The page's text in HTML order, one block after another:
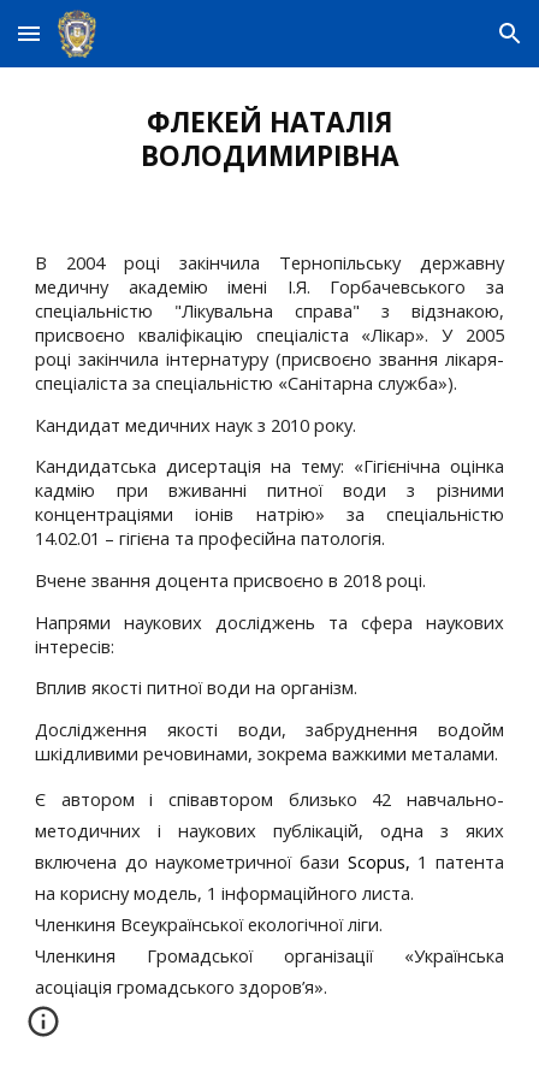
Skip to main content Skip to navigation
ФЛЕКЕЙ НАТАЛІЯ
ВОЛОДИМИРІВНА
В 2004 році закінчила Тернопільську державну
медичну академію імені І.Я. Горбачевського за
спеціальністю "Лікувальна справа" з відзнакою,
присвоєно кваліфікацію спеціаліста «Лікар». У 2005
році закінчила інтернатуру (присвоєно звання лікаря-
спеціаліста за спеціальністю «Санітарна служба»).
Кандидат медичних наук з 2010 року.
Кандидатська дисертація на тему: «Гігієнічна оцінка
кадмію при вживанні питної води з різними
концентраціями іонів натрію» за спеціальністю
14.02.01 – гігієна та професійна патологія.
Вчене звання доцента присвоєно в 2018 році.
Напрями наукових досліджень та сфера наукових
інтересів:
Вплив якості питної води на організм.
Дослідження якості води, забруднення водойм
шкідливими речовинами, зокрема важкими металами.
Є автором і співавтором близько 42 навчально-
методичних і наукових публікацій, одна з яких
включена до наукометричної бази Scopus, 1 патента
на корисну модель, 1 інформаційного листа.
Членкиня Всеукраїнської екологічної ліги.
Членкиня Громадської організації «Українська
асоціація громадського здоров’я».